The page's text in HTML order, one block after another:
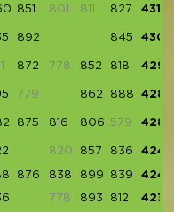
851 801 811 827 4316
892 845 4305
872 778 852 818 4293
779 862 888 4287
875 816 806 579 4280
820 857 836 4249
876 838 899 839 4240
778 893 812 4237